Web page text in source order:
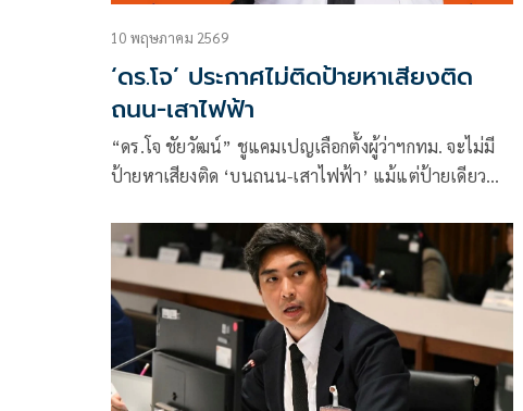
10 พฤษภาคม 2569
‘ดร.โจ’ ประกาศไม่ติดป้ายหาเสียงติด
ถนน-เสาไฟฟ้า
“ดร.โจ ชัยวัฒน์” ชูแคมเปญเลือกตั้งผู้ว่าฯกทม. จะไม่มี
ป้ายหาเสียงติด ‘บนถนน-เสาไฟฟ้า’ แม้แต่ป้ายเดียว
ปลอดภัยให้กับผู้สัญจรโดยเฉพาะในฤดูฝน